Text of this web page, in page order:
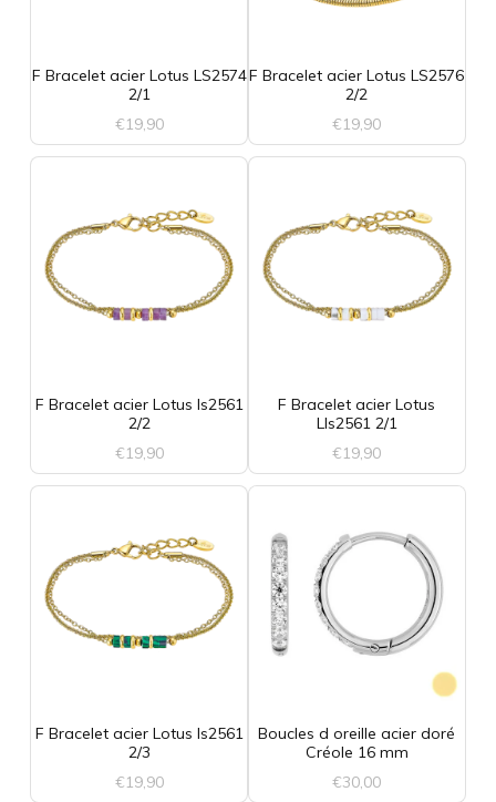
F Bracelet acier Lotus LS2574
2/1
€19,90
F Bracelet acier Lotus LS2576
2/2
€19,90
F Bracelet acier Lotus ls2561
2/2
€19,90
F Bracelet acier Lotus
Lls2561 2/1
€19,90
F Bracelet acier Lotus ls2561
2/3
€19,90
Boucles d oreille acier doré
Créole 16 mm
€30,00